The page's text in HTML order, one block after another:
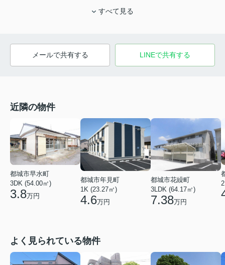
すべて見る
メールで共有する LINEで共有する
近隣の物件
都城市早水町
3DK (54.00㎡)
3.8万円
都城市年見町
1K (23.27㎡)
4.6万円
都城市花繰町
3LDK (64.17㎡)
7.38万円
よく見られている物件